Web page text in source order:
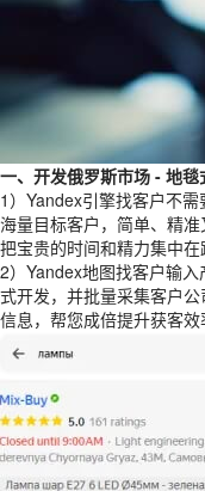
一、开发俄罗斯市场 - 地毯
1）Yandex引擎找客户不
海量目标客户，简单、精准
把宝贵的时间和精力集中在
2）Yandex地图找客户输
式开发，并批量采集客户
信息，帮您成倍提升获客效